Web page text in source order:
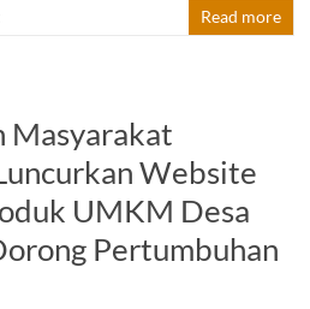
Read more
Masyarakat
Website
UMKM Desa
Pertumbuhan